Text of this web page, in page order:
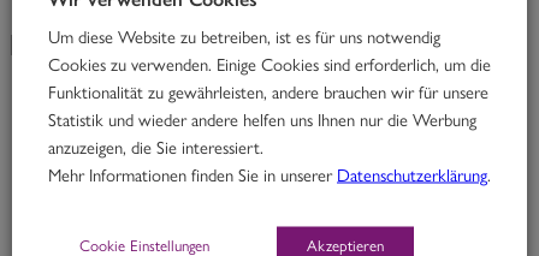
KW 10/26
Thai Rindfleischcurry mit Limettenblättern und Melanzani
Um diese Website zu betreiben, ist es für uns notwendig
Cookies zu verwenden. Einige Cookies sind erforderlich, um die
Funktionalität zu gewährleisten, andere brauchen wir für unsere
Statistik und wieder andere helfen uns Ihnen nur die Werbung
anzuzeigen, die Sie interessiert.
Mehr Informationen finden Sie in unsererDatenschutzerklärung
Cookie Einstellungen Akzeptieren